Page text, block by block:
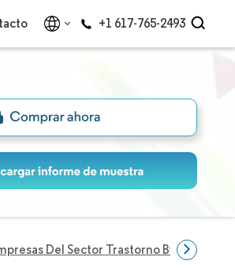
+1 617-765-2493
Del Sector Trastorno Bipolar